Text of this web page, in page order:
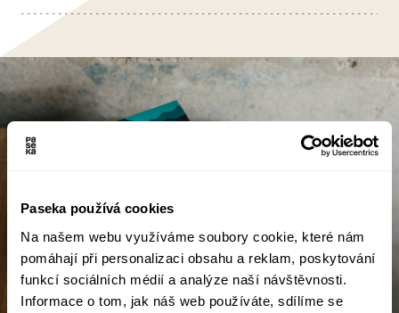
Paseka používá cookies
Na našem webu využíváme soubory cookie, které nám
pomáhají při personalizaci obsahu a reklam, poskytování
funkcí sociálních médií a analýze naší návštěvnosti.
Informace o tom, jak náš web používáte, sdílíme se